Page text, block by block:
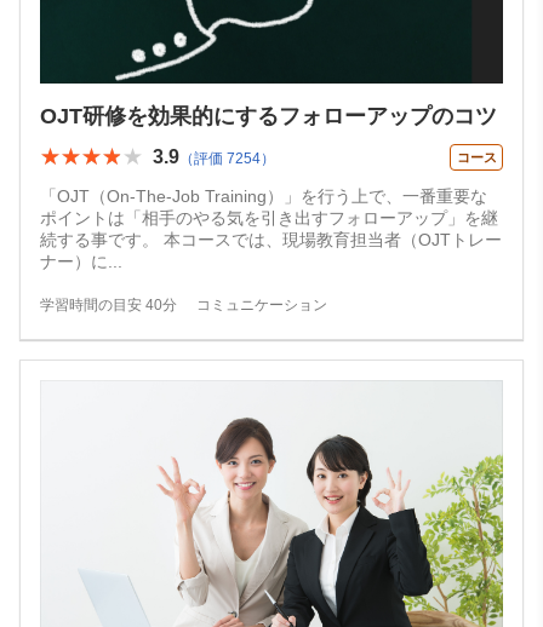
OJT研修を効果的にするフォローアップのコツ
★★★★★
★★★★★ 3.9 （評価 7254） コース
「OJT（On-The-Job Training）」を行う上で、一番重要な
ポイントは「相手のやる気を引き出すフォローアップ」を継
続する事です。 本コースでは、現場教育担当者（OJTトレー
ナー）に
学習時間の目安 40分 コミュニケーション